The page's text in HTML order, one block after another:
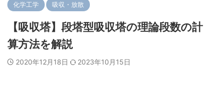
化学工学 吸収・放散
【吸収塔】段塔型吸収塔の理論段数の計
算方法を解説
2020年12月18日 2023年10月15日